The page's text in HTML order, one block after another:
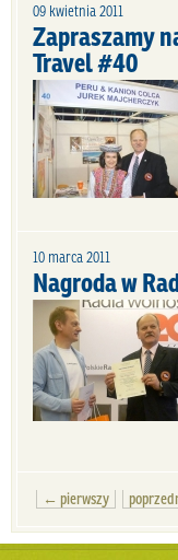
09 kwietnia 2011
Zapraszamy
Travel #40
10 marca 2011
Nagroda w
← pierwszy